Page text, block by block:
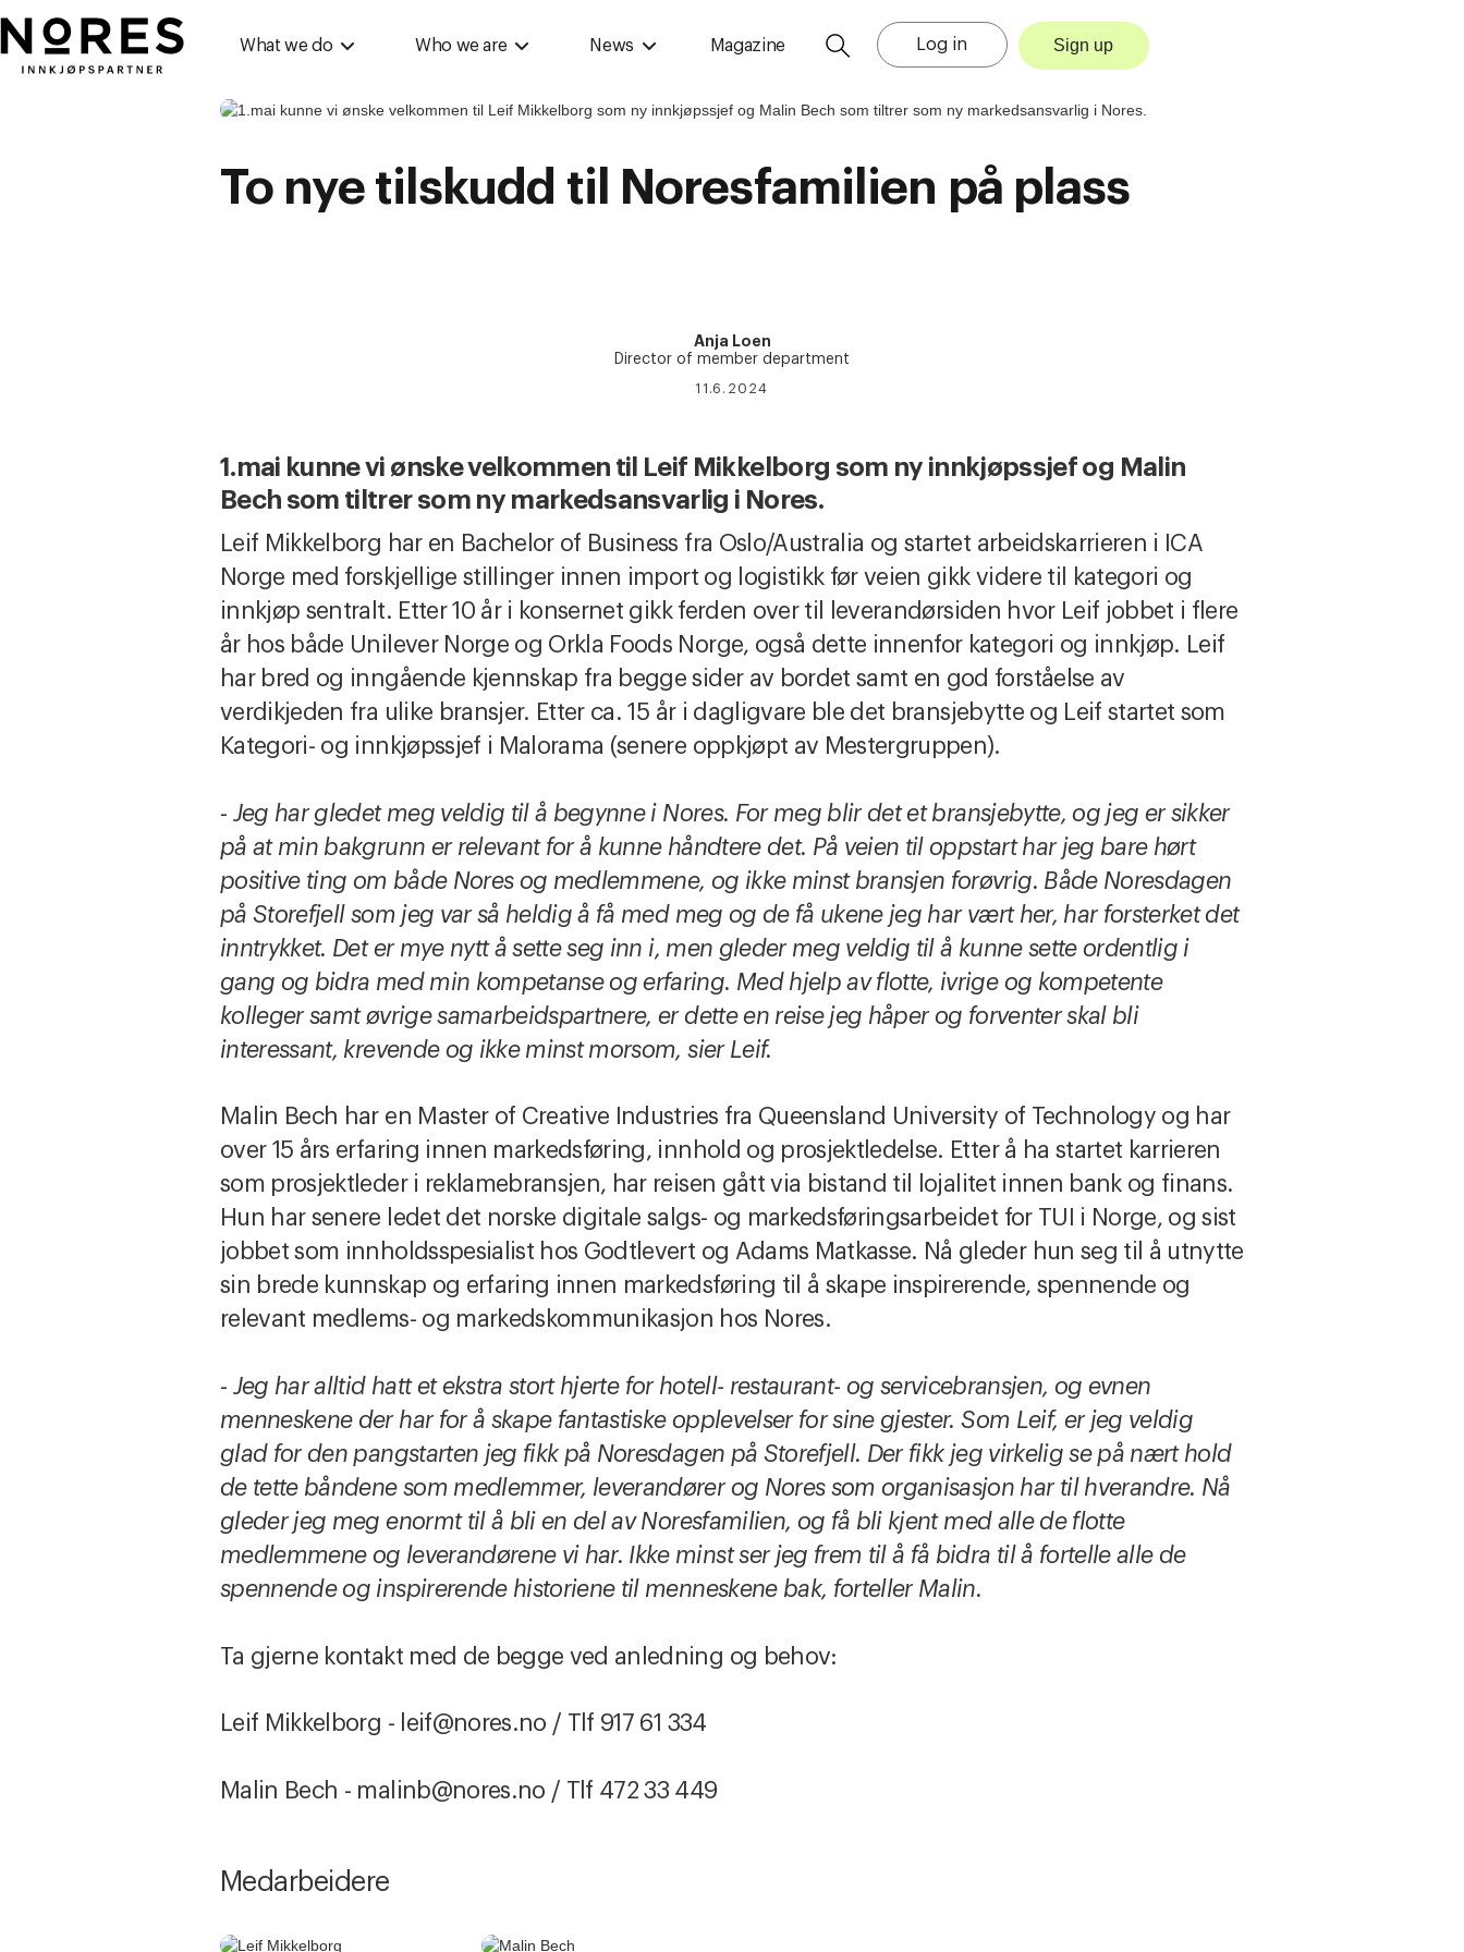
Nores
What we do Who we are News Magazine Log in Sign up
To nye tilskudd til Noresfamilien på plass
Anja Loen
Director of member department
11.6.2024
1.mai kunne vi ønske velkommen til Leif Mikkelborg som ny innkjøpssjef og Malin
Bech som tiltrer som ny markedsansvarlig i Nores.
Leif Mikkelborg har en Bachelor of Business fra Oslo/Australia og startet arbeidskarrieren i ICA
Norge med forskjellige stillinger innen import og logistikk før veien gikk videre til kategori og
innkjøp sentralt. Etter 10 år i konsernet gikk ferden over til leverandørsiden hvor Leif jobbet i flere
år hos både Unilever Norge og Orkla Foods Norge, også dette innenfor kategori og innkjøp. Leif
har bred og inngående kjennskap fra begge sider av bordet samt en god forståelse av
verdikjeden fra ulike bransjer. Etter ca. 15 år i dagligvare ble det bransjebytte og Leif startet som
Kategori- og innkjøpssjef i Malorama (senere oppkjøpt av Mestergruppen).
- Jeg har gledet meg veldig til å begynne i Nores. For meg blir det et bransjebytte, og jeg er sikker
på at min bakgrunn er relevant for å kunne håndtere det. På veien til oppstart har jeg bare hørt
positive ting om både Nores og medlemmene, og ikke minst bransjen forøvrig. Både Noresdagen
på Storefjell som jeg var så heldig å få med meg og de få ukene jeg har vært her, har forsterket det
inntrykket. Det er mye nytt å sette seg inn i, men gleder meg veldig til å kunne sette ordentlig i
gang og bidra med min kompetanse og erfaring. Med hjelp av flotte, ivrige og kompetente
kolleger samt øvrige samarbeidspartnere, er dette en reise jeg håper og forventer skal bli
interessant, krevende og ikke minst morsom, sier Leif.
Malin Bech har en Master of Creative Industries fra Queensland University of Technology og har
over 15 års erfaring innen markedsføring, innhold og prosjektledelse. Etter å ha startet karrieren
som prosjektleder i reklamebransjen, har reisen gått via bistand til lojalitet innen bank og finans.
Hun har senere ledet det norske digitale salgs- og markedsføringsarbeidet for TUI i Norge, og sist
jobbet som innholdsspesialist hos Godtlevert og Adams Matkasse. Nå gleder hun seg til å utnytte
sin brede kunnskap og erfaring innen markedsføring til å skape inspirerende, spennende og
relevant medlems- og markedskommunikasjon hos Nores.
- Jeg har alltid hatt et ekstra stort hjerte for hotell- restaurant- og servicebransjen, og evnen
menneskene der har for å skape fantastiske opplevelser for sine gjester. Som Leif, er jeg veldig
glad for den pangstarten jeg fikk på Noresdagen på Storefjell. Der fikk jeg virkelig se på nært hold
de tette båndene som medlemmer, leverandører og Nores som organisasjon har til hverandre. Nå
gleder jeg meg enormt til å bli en del av Noresfamilien, og få bli kjent med alle de flotte
medlemmene og leverandørene vi har. Ikke minst ser jeg frem til å få bidra til å fortelle alle de
spennende og inspirerende historiene til menneskene bak, forteller Malin.
Ta gjerne kontakt med de begge ved anledning og behov:
Leif Mikkelborg - leif@nores.no / Tlf 917 61 334
Malin Bech - malinb@nores.no / Tlf 472 33 449
Medarbeidere